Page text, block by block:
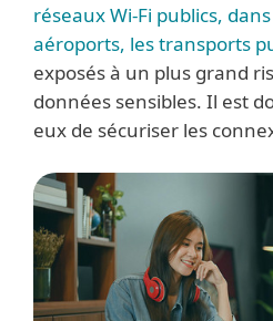
réseaux Wi-Fi publics,
aéroports, les transports
exposés à un plus grand
données sensibles. Il est
eux de sécuriser les